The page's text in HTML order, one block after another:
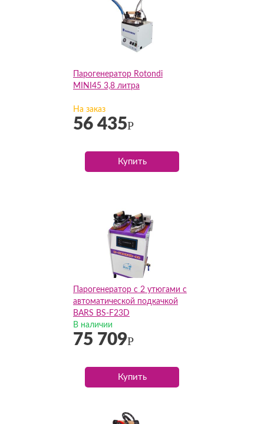
Парогенератор Rotondi
MINI45 3,8 литра
На заказ
56 435Р
Купить
Парогенератор с 2 утюгами с
автоматической подкачкой
BARS BS-F23D
В наличии
75 709Р
Купить